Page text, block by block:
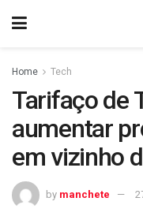
Home Tech
Tarifaço de
aumentar
em vizinho
by manchete